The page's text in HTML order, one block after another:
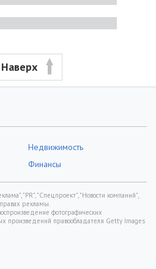
Наверх
Недвижимость
Финансы
"PR", "Спецпроект", "Новости компаний",
правах рекламы.
фотографических
произведений правообладателя Getty Images